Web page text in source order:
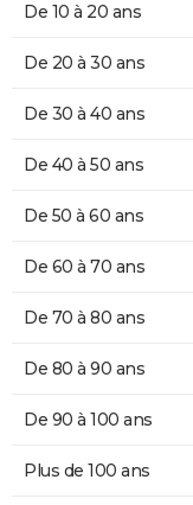
De 10 à 20 ans
De 20 à 30 ans
De 30 à 40 ans
De 40 à 50 ans
De 50 à 60 ans
De 60 à 70 ans
De 70 à 80 ans
De 80 à 90 ans
De 90 à 100 ans
Plus de 100 ans